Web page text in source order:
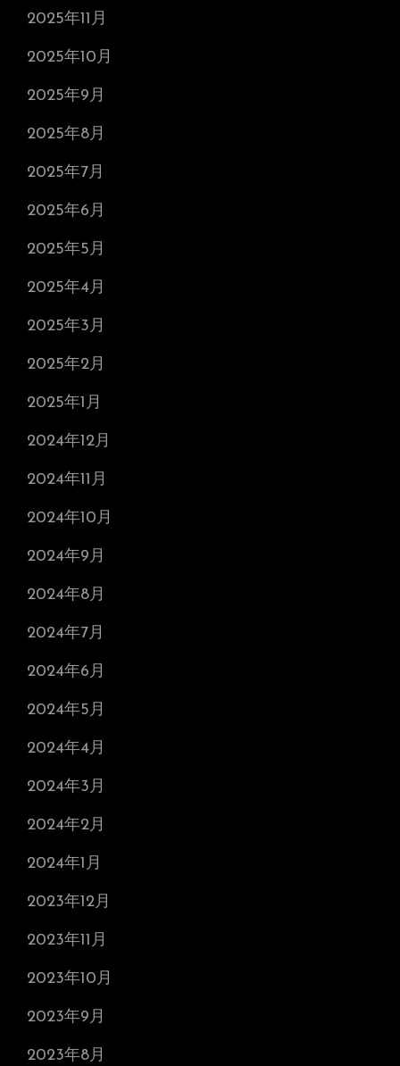
2025年11月
2025年10月
2025年9月
2025年8月
2025年7月
2025年6月
2025年5月
2025年4月
2025年3月
2025年2月
2025年1月
2024年12月
2024年11月
2024年10月
2024年9月
2024年8月
2024年7月
2024年6月
2024年5月
2024年4月
2024年3月
2024年2月
2024年1月
2023年12月
2023年11月
2023年10月
2023年9月
2023年8月